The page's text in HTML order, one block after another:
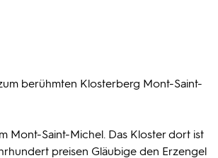
berühmten Klosterberg Mont-Saint-
Mont-Saint-Michel. Das Kloster dort ist
preisen Gläubige den Erzengel